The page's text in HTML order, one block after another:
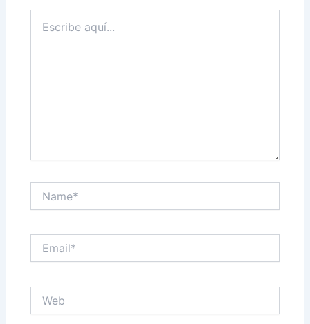
aquí...